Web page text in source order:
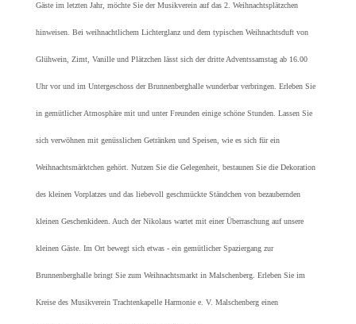
Gäste im letzten Jahr, möchte Sie der Musikverein auf das 2. Weihnachtsplätzchen
hinweisen. Bei weihnachtlichem Lichterglanz und dem typischen Weihnachtsduft von
Glühwein, Zimt, Vanille und Plätzchen lässt sich der dritte Adventssamstag ab 16.00
Uhr vor und im Untergeschoss der Brunnenberghalle wunderbar verbringen. Erleben Sie
in gemütlicher Atmosphäre mit und unter Freunden einige schöne Stunden. Lassen Sie
sich verwöhnen mit genüsslichen Getränken und Speisen, wie es sich für ein
Weihnachtsmärktchen gehört. Nutzen Sie die Gelegenheit, bestaunen Sie die Dekoration
des kleinen Vorplatzes und das liebevoll geschmückte Ständchen von bezaubernden
kleinen Geschenkideen. Auch der Nikolaus wartet mit einer Überraschung auf unsere
kleinen Gäste. Im Ort bewegt sich etwas - ein gemütlicher Spaziergang zur
Brunnenberghalle bringt Sie zum Weihnachtsmarkt in Malschenberg. Erleben Sie im
Kreise des Musikverein Trachtenkapelle Harmonie e. V. Malschenberg einen